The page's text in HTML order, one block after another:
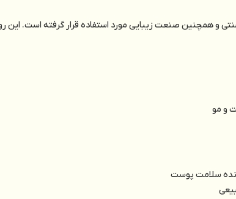
و مو
سلامت پوست